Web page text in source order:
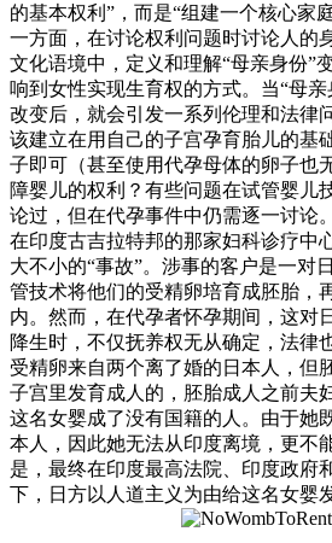
的基本权利”，而是“组建一个核心家
一方面，在讨论权利问题时讨论人的
文化语境中，定义和理解“母亲身份”
响到女性实现生育权的方式。当“母
改变后，就会引发一系列伦理和法律
该建立在用自己的子宫孕育胎儿的基
子即可（甚至使用代孕母体的卵子也
障婴儿的权利？有些问题在试管婴儿
论过，但在代孕事件中仍需逐一讨论。
在印度古吉拉特邦的那家妇科诊疗中
大不小的“事故”。涉事的客户是一对
管技术将他们的受精卵培育成胚胎，
内。然而，在代孕者怀孕期间，这对
降生时，不仅抚养权无从确定，法
受精卵来自两个离了婚的日本人，但
子宫里发育成人的，胚胎成人之前夫
这名女婴成了没有国籍的人。由于她
本人，因此她无法从印度离境，更不
是，最终在印度最高法院、印度政府
下，日方以人道主义为由给这名女婴